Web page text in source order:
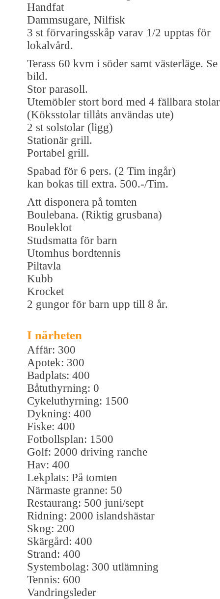
Handfat
Dammsugare, Nilfisk
3 st förvaringsskåp varav 1/2 upptas för
lokalvård.
Terass 60 kvm i söder samt västerläge. Se
bild.
Stor parasoll.
Utemöbler stort bord med 4 fällbara stolar
(Köksstolar tillåts användas ute)
2 st solstolar (ligg)
Stationär grill.
Portabel grill.
Spabad för 6 pers. (2 Tim ingår)
kan bokas till extra. 500.-/Tim.
Att disponera på tomten
Boulebana. (Riktig grusbana)
Bouleklot
Studsmatta för barn
Utomhus bordtennis
Piltavla
Kubb
Krocket
2 gungor för barn upp till 8 år.
I närheten
Affär: 300
Apotek: 300
Badplats: 400
Båtuthyrning: 0
Cykeluthyrning: 1500
Dykning: 400
Fiske: 400
Fotbollsplan: 1500
Golf: 2000 driving ranche
Hav: 400
Lekplats: På tomten
Närmaste granne: 50
Restaurang: 500 juni/sept
Ridning: 2000 islandshästar
Skog: 200
Skärgård: 400
Strand: 400
Systembolag: 300 utlämning
Tennis: 600
Vandringsleder